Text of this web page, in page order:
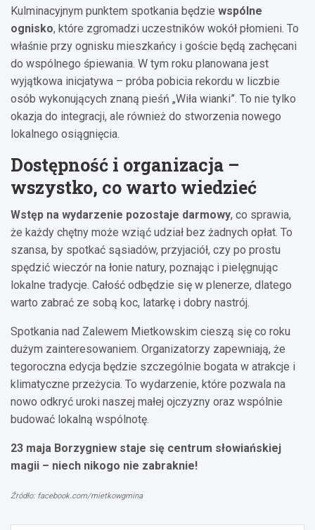
Kulminacyjnym punktem spotkania będzie wspólne
ognisko, które zgromadzi uczestników wokół płomieni. To
właśnie przy ognisku mieszkańcy i goście będą zachęcani
do wspólnego śpiewania. W tym roku planowana jest
wyjątkowa inicjatywa – próba pobicia rekordu w liczbie
osób wykonujących znaną pieśń „Wiła wianki”. To nie tylko
okazja do integracji, ale również do stworzenia nowego
lokalnego osiągnięcia.
Dostępność i organizacja –
wszystko, co warto wiedzieć
Wstęp na wydarzenie pozostaje darmowy, co sprawia,
że każdy chętny może wziąć udział bez żadnych opłat. To
szansa, by spotkać sąsiadów, przyjaciół, czy po prostu
spędzić wieczór na łonie natury, poznając i pielęgnując
lokalne tradycje. Całość odbędzie się w plenerze, dlatego
warto zabrać ze sobą koc, latarkę i dobry nastrój.
Spotkania nad Zalewem Mietkowskim cieszą się co roku
dużym zainteresowaniem. Organizatorzy zapewniają, że
tegoroczna edycja będzie szczególnie bogata w atrakcje i
klimatyczne przeżycia. To wydarzenie, które pozwala na
nowo odkryć uroki naszej małej ojczyzny oraz wspólnie
budować lokalną wspólnotę.
23 maja Borzygniew staje się centrum słowiańskiej
magii – niech nikogo nie zabraknie!
Źródło: facebook.com/mietkowgmina